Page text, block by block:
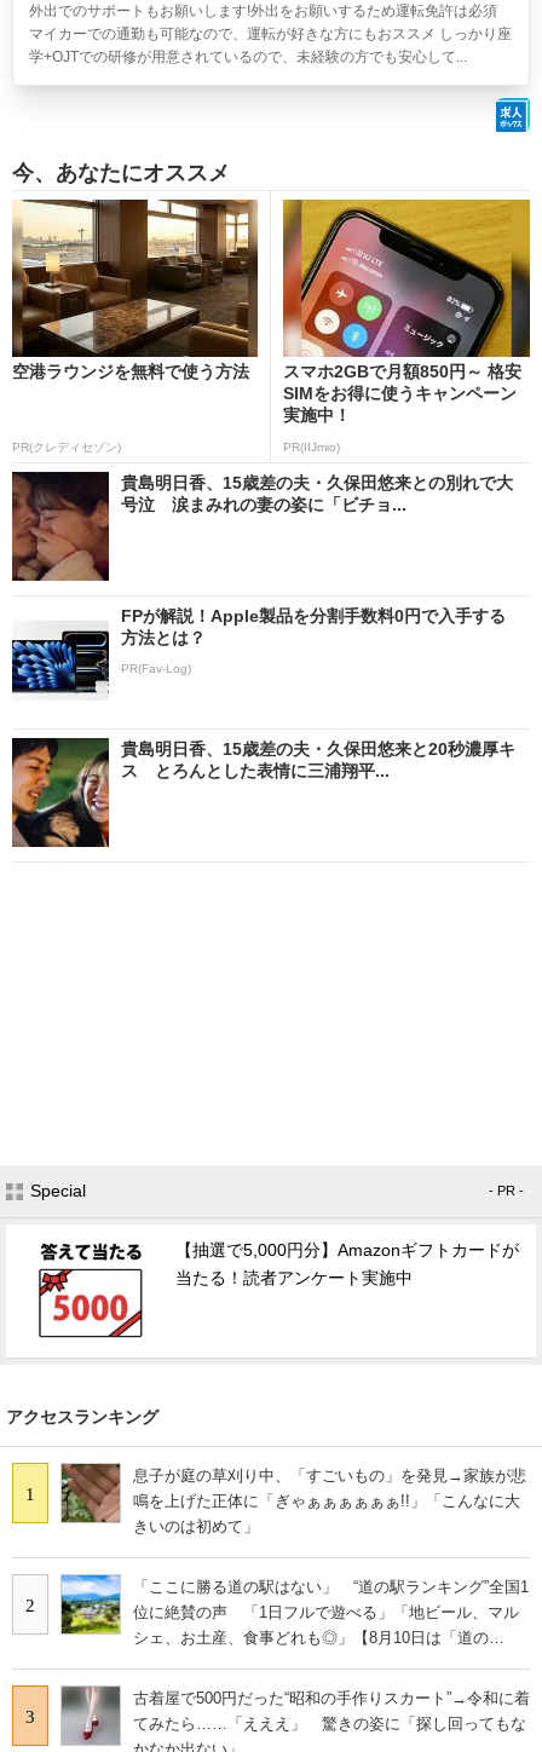
外出でのサポートもお願いします!外出をお願いするため運転免許は必須
マイカーでの通勤も可能なので、運転が好きな方にもおススメ しっかり座
学+OJTでの研修が用意されているので、未経験の方でも安心して...
今、あなたにオススメ
空港ラウンジを無料で使う方法
PR(クレディセゾン)
スマホ2GBで月額850円～ 格安
SIMをお得に使うキャンペーン
実施中！
PR(IIJmio)
貴島明日香、15歳差の夫・久保田悠来との別れで大
号泣 涙まみれの妻の姿に「ビチョ...
FPが解説！Apple製品を分割手数料0円で入手する
方法とは？
PR(Fav-Log)
貴島明日香、15歳差の夫・久保田悠来と20秒濃厚キ
ス とろんとした表情に三浦翔平...
Special - PR -
【抽選で5,000円分】Amazonギフトカードが
当たる！読者アンケート実施中
アクセスランキング
1
息子が庭の草刈り中、「すごいもの」を発見→家族が悲
鳴を上げた正体に「ぎゃぁぁぁぁぁぁ!!」「こんなに大
きいのは初めて」
2
「ここに勝る道の駅はない」 “道の駅ランキング”全国1
位に絶賛の声 「1日フルで遊べる」「地ビール、マル
シェ、お土産、食事どれも◎」【8月10日は「道の
3
古着屋で500円だった“昭和の手作りスカート”→令和に着
てみたら……「えええ」 驚きの姿に「探し回ってもな